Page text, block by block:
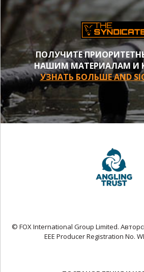
ПОЛУЧИТЕ
НАШИМ МАТЕРИАЛАМ И
УЗНАТЬ БОЛЬШЕ AND
© FOX International Group Limited.
EEE Producer Registration No.